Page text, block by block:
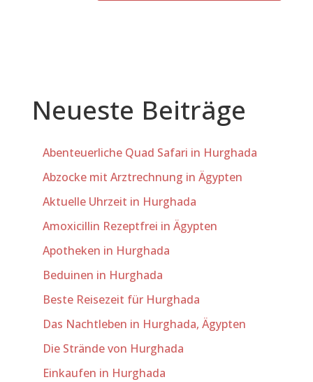
Neueste Beiträge
Abenteuerliche Quad Safari in Hurghada
Abzocke mit Arztrechnung in Ägypten
Aktuelle Uhrzeit in Hurghada
Amoxicillin Rezeptfrei in Ägypten
Apotheken in Hurghada
Beduinen in Hurghada
Beste Reisezeit für Hurghada
Das Nachtleben in Hurghada, Ägypten
Die Strände von Hurghada
Einkaufen in Hurghada